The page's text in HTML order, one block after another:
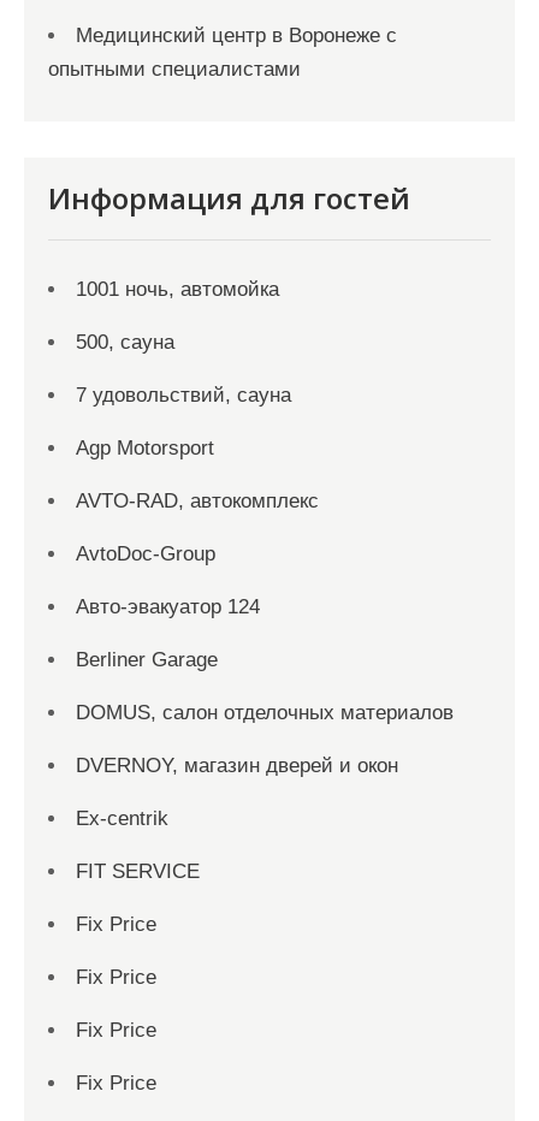
Медицинский центр в Воронеже с
опытными специалистами
Информация для гостей
1001 ночь, автомойка
500, сауна
7 удовольствий, сауна
Agp Motorsport
AVTO-RAD, автокомплекс
AvtoDoc-Group
Aвто-эвакуатор 124
Berliner Garage
DOMUS, салон отделочных материалов
DVERNOY, магазин дверей и окон
Ex-centrik
FIT SERVICE
Fix Price
Fix Price
Fix Price
Fix Price